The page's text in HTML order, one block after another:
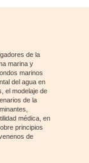
de la
marina y
marinos
del agua en
el modelaje de
de la
médica, en
principios
de